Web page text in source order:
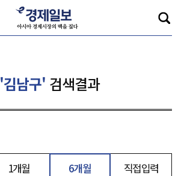
'김남구' 검색결과
1개월 6개월 직접입력